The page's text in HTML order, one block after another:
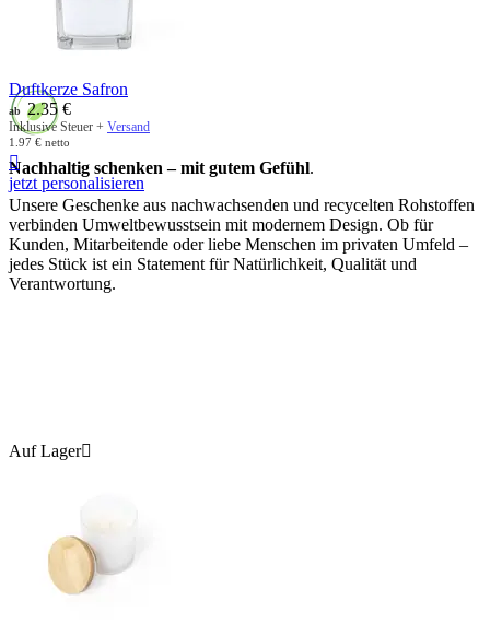
Nachhaltig schenken – mit gutem Gefühl.
Unsere Geschenke aus nachwachsenden und recycelten Rohstoffen
verbinden Umweltbewusstsein mit modernem Design. Ob für
Kunden, Mitarbeitende oder liebe Menschen im privaten Umfeld –
jedes Stück ist ein Statement für Natürlichkeit, Qualität und
Verantwortung.
Duftkerze Safron
ab 2.35 €
Inklusive Steuer + Versand
1.97 € netto

jetzt personalisieren
Auf Lager